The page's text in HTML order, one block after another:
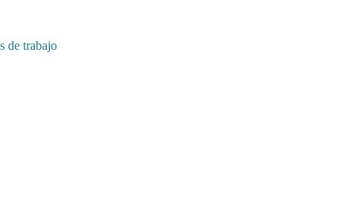
de trabajo